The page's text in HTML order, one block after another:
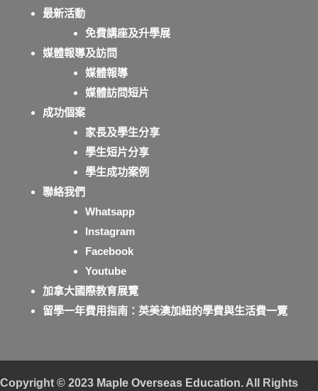
最新活動
免費講座及升學展
媒體報導及訪問
媒體報導
媒體訪問短片
成功個案
家長及學生分享
學生短片分享
學生成功案例
聯絡我們
Whatsapp
Instagram
Facebook
Youtube
加拿大國際教育展覽
留學一年費用指南：英美澳加紐的學費與生活費一覽
Copyright © 2023 Maple Overseas Education. All Rights